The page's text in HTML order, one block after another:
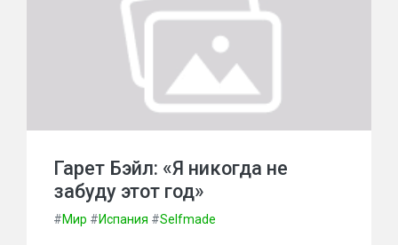
Гарет Бэйл: «Я никогда не
забуду этот год»
#Мир #Испания #Selfmade